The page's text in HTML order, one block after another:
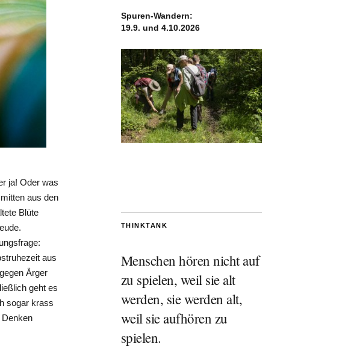
ja! Oder was
aus den
Blüte
aus
Ärger
geht es
sogar krass
Spuren-Wandern:
19.9. und 4.10.2026
THINKTANK
Menschen hören nicht auf
zu spielen, weil sie alt
werden, sie werden alt,
weil sie aufhören zu
spielen.